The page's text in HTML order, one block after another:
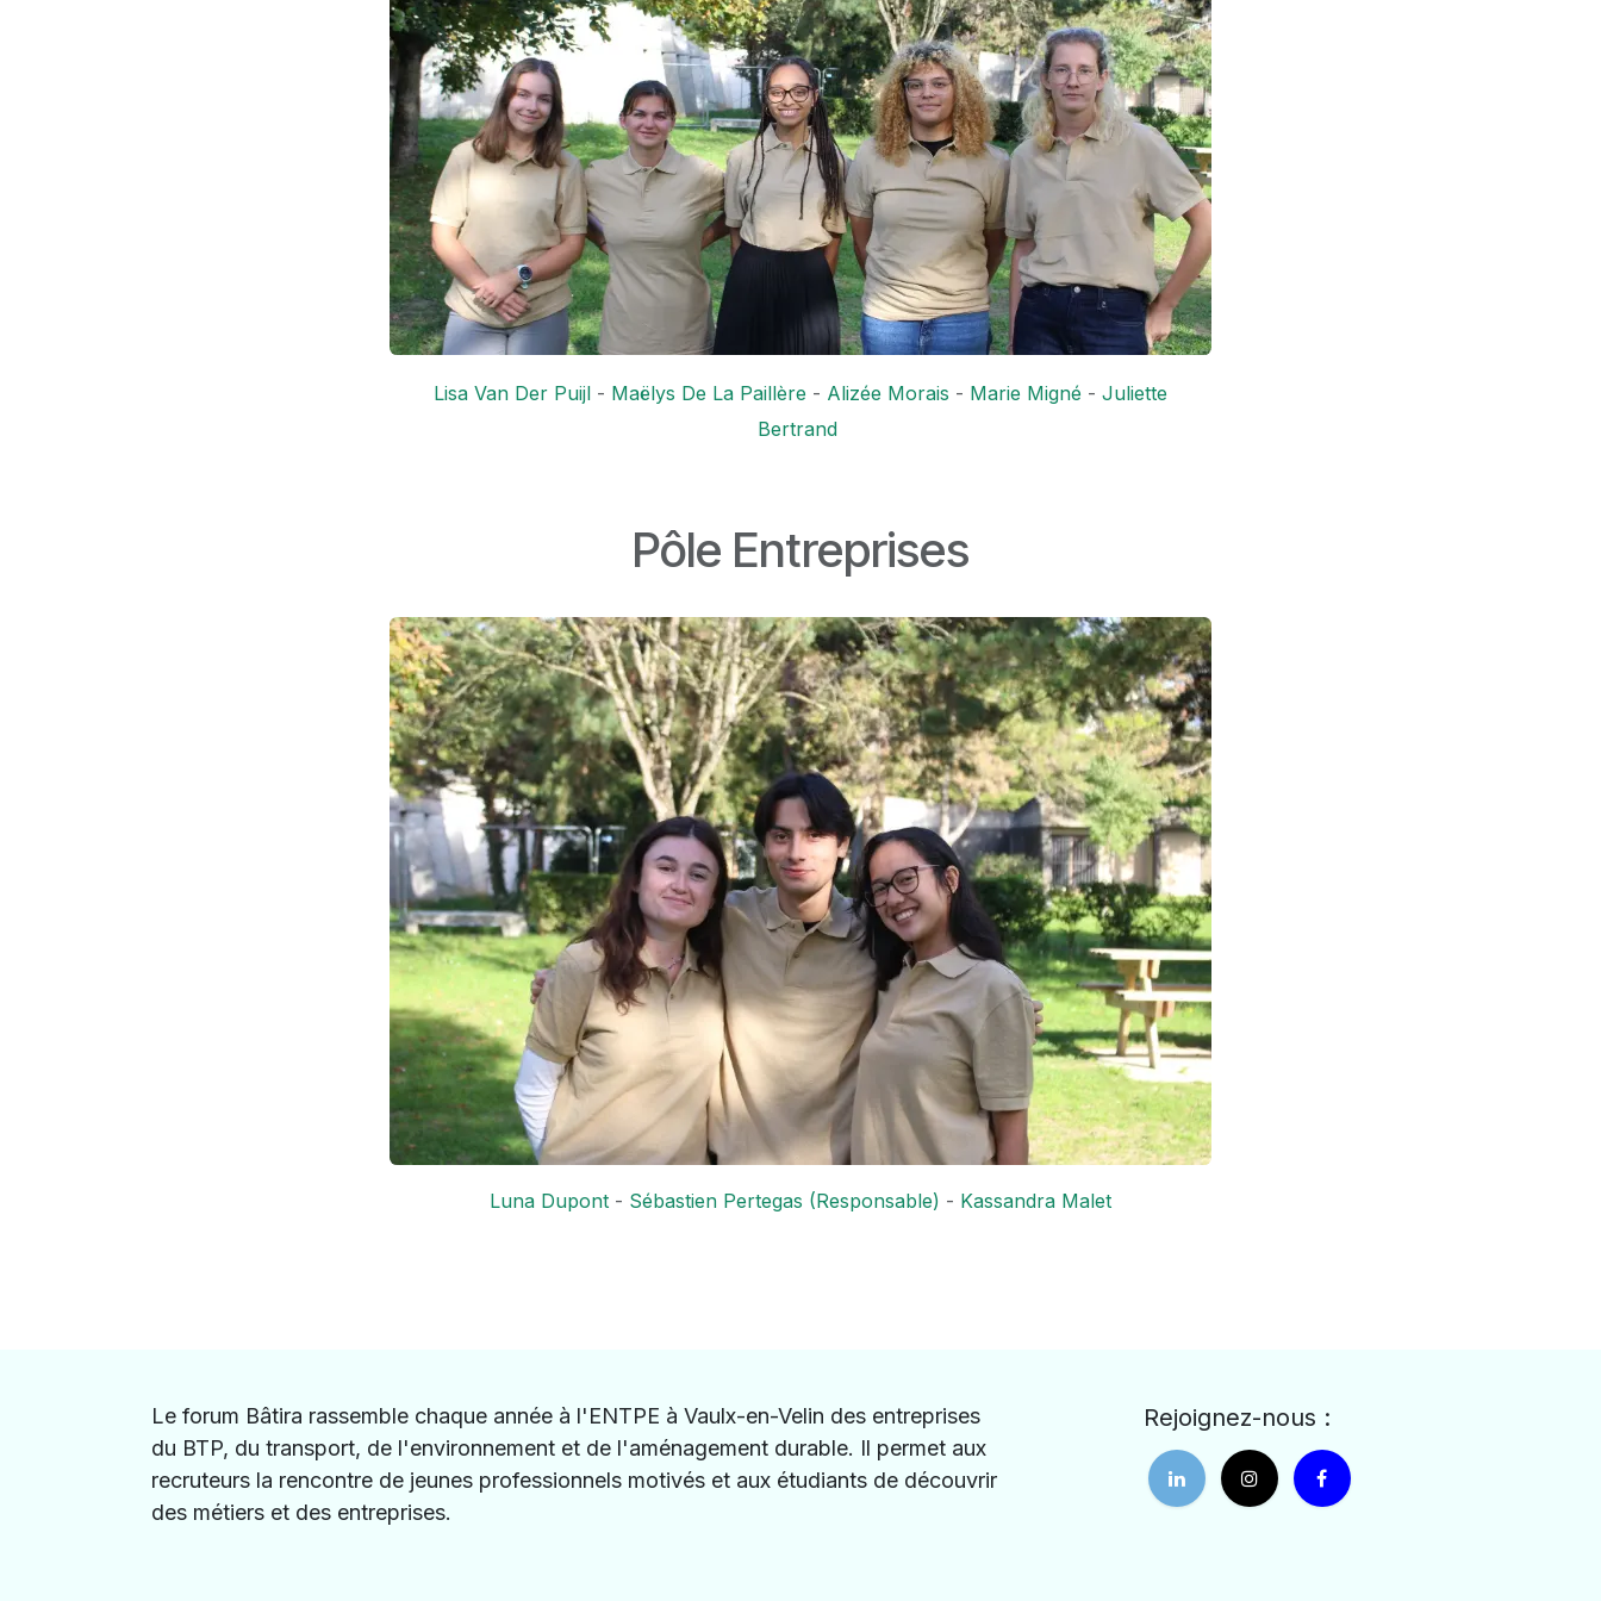
Lisa Van Der Puijl - Maëlys De La Paillère - Alizée Morais - Marie Migné - Juliette
Bertrand
Pôle Entreprises
Luna Dupont - Sébastien Pertegas (Responsable) - Kassandra Malet
Le forum Bâtira rassemble chaque année à l'ENTPE à Vaulx-en-Velin des entreprises
du BTP, du transport, de l'environnement et de l'aménagement durable. Il permet aux
recruteurs la rencontre de jeunes professionnels motivés et aux étudiants de découvrir
des métiers et des entreprises.
Rejoignez-nous :